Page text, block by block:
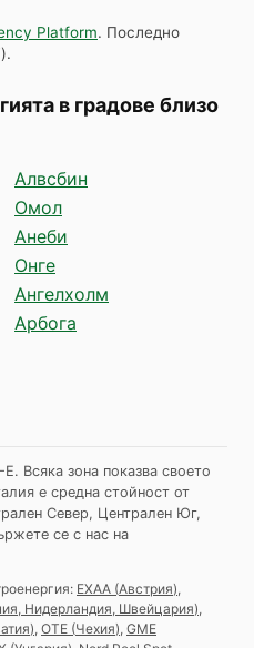
Platform. Последно
).
в градове близо
Алвсбин
Омол
Анеби
Онге
Ангелхолм
Арбога
Всяка зона показва своето
е средна стойност от
Север, Централен Юг,
се с нас на
EXAA (Австрия)
Нидерландия, Швейцария)
) OTE (Чехия) GME